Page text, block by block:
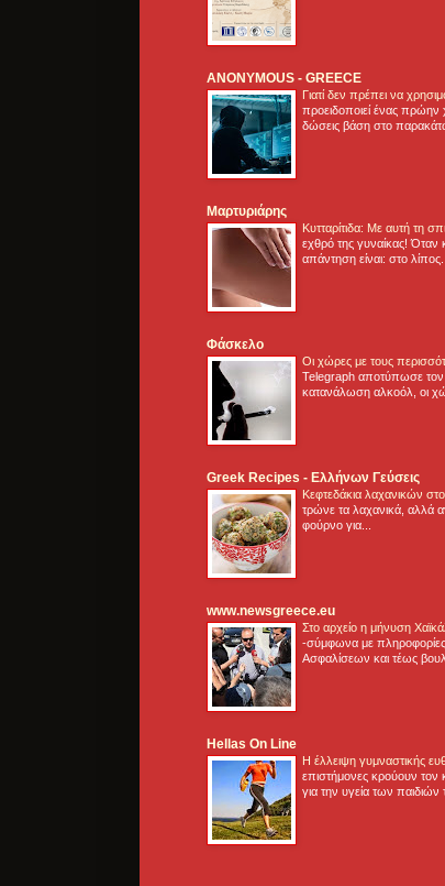
ANONYMOUS - GREECE
Γιατί δεν πρέπει να
προειδοποιεί ένας πρώην
δώσεις βάση στο
Μαρτυριάρης
Κυτταρίτιδα: Με αυτή τη
εχθρό της γυναίκας!
απάντηση είναι: στο λίπος.
Φάσκελο
Οι χώρες με τους
Telegraph αποτύπωσε
κατανάλωση αλκοόλ, οι
Greek Recipes - Ελλήνων Γεύσεις
Κεφτεδάκια λαχανικών
τρώνε τα λαχανικά, αλλά
φούρνο για...
www.newsgreece.eu
Στο αρχείο η μήνυση
-σύμφωνα με
Ασφαλίσεων και τέως
Hellas On Line
Η έλλειψη γυμναστικής
επιστήμονες κρούουν τον
για την υγεία των